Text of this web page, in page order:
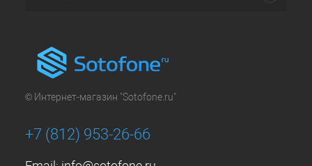
© Интернет-магазин "Sotofone.ru"
+7 (812) 953-26-66